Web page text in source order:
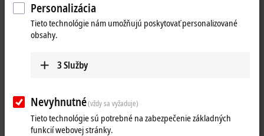
Do you need help? Please feel free to contact us.
Contact
Personalizácia
Tieto technológie nám umožňujú poskytovať personalizované
obsahy.
3Služby
Nevyhnutné(vždy sa vyžaduje)
Tieto technológie sú potrebné na zabezpečenie základných
funkcií webovej stránky.